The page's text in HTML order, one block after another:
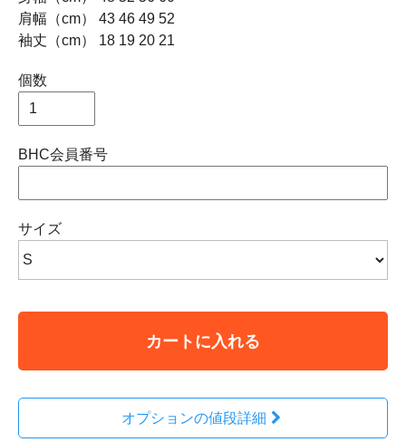
肩幅（cm） 43 46 49 52
袖丈（cm） 18 19 20 21
個数
BHC会員番号
サイズ
カートに入れる
オプションの値段詳細